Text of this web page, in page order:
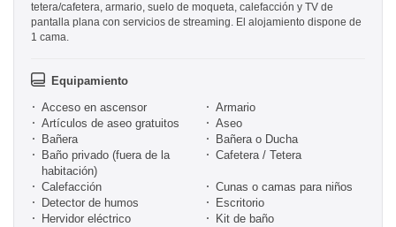
tetera/cafetera, armario, suelo de moqueta, calefacción y TV de
pantalla plana con servicios de streaming. El alojamiento dispone de
1 cama.
Equipamiento
Acceso en ascensor
Armario
Artículos de aseo gratuitos
Aseo
Bañera
Bañera o Ducha
Baño privado (fuera de la
habitación)
Cafetera / Tetera
Calefacción
Cunas o camas para niños
Detector de humos
Escritorio
Hervidor eléctrico
Kit de baño